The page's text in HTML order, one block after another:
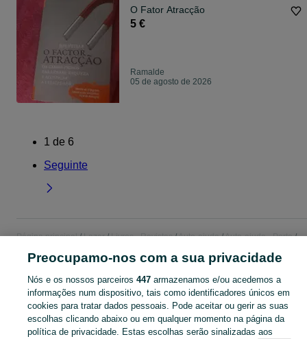
O Fator Atracção
5 €
Ramalde
05 de agosto de 2026
1 de 6
Seguinte
Página principal Lazer Livros - Revistas Auto-ajuda Auto-ajuda - Porto
CATEGORIA
Navegue pelos últimos anúncios de Auto-ajuda em Ramalde no OLX Portugal. Compre e venda produtos locais com facilidade e segurança. Mostrar
Preocupamo-nos com a sua privacidade
Nós e os nossos parceiros 447armazenamos e/ou acedemos a
informações num dispositivo, tais como identificadores únicos em
cookies para tratar dados pessoais. Pode aceitar ou gerir as suas
escolhas clicando abaixo ou em qualquer momento na página da
política de privacidade. Estas escolhas serão sinalizadas aos